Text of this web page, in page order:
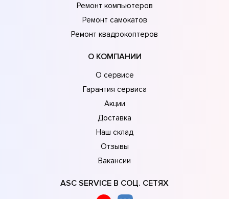
Ремонт компьютеров
Ремонт самокатов
Ремонт квадрокоптеров
О КОМПАНИИ
О сервисе
Гарантия сервиса
Акции
Доставка
Наш склад
Отзывы
Вакансии
ASC SERVICE В СОЦ. СЕТЯХ